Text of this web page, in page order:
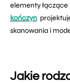
elementy
kończyn
skanowania i
Jakie